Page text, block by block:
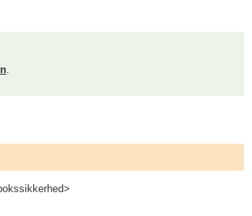
.